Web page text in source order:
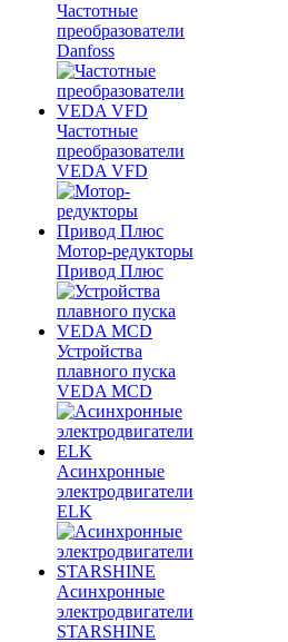
Частотные
преобразователи
Danfoss
Частотные
преобразователи
VEDA VFD
Мотор-редукторы
Привод Плюс
Устройства
плавного пуска
VEDA MCD
Асинхронные
электродвигатели
ELK
Асинхронные
электродвигатели
STARSHINE